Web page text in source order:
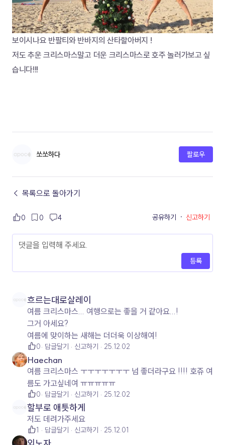
보이시나요 반팔티와 반바지의 산타할아버지 !
저도 추운 크리스마스말고 더운 크리스마스로 호주 놀러가보고 싶
습니다!!!
쏘쏘하다 팔로우
← 목록으로 돌아가기
0 0 4 공유하기 · 신고하기
등록
흐르는대로살레이
여름 크리스마스... 여행으로는 좋을 거 같아요...!
그거 아세요?
여름에 맞이하는 새해는 더더욱 이상해여!
0 답글달기 신고하기 25.12.02
Haechan
여름 크리스마스 ㅜㅜㅜㅜㅜㅜㅜ 넘 좋더라구요 !!!! 호쥬 여
름도 가고싶네여 ㅠㅠㅠㅠㅠ
0 답글달기 신고하기 25.12.02
할부로 애틋하게
저도 데려가주세요
1 답글달기 신고하기 25.12.01